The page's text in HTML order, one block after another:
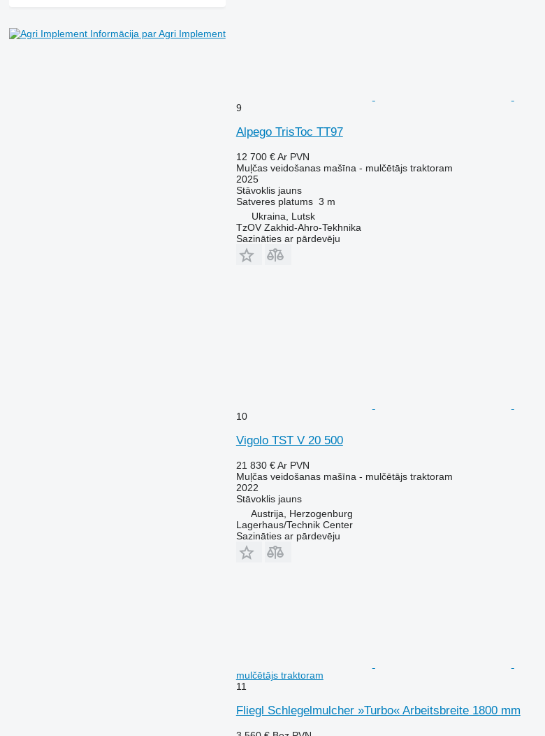
Informācija par Agri Implement
9
Alpego TrisToc TT97
12 700 € Ar PVN
Muļčas veidošanas mašīna - mulčētājs traktoram
2025
Stāvoklisjauns
Satveres platums 3 m
Ukraina, Lutsk
TzOV Zakhid-Ahro-Tekhnika
Sazināties ar pārdevēju
10
Vigolo TST V 20 500
21 830 € Ar PVN
Muļčas veidošanas mašīna - mulčētājs traktoram
2022
Stāvoklisjauns
Austrija, Herzogenburg
Lagerhaus/Technik Center
Sazināties ar pārdevēju
mulčētājs traktoram
11
Fliegl Schlegelmulcher »Turbo« Arbeitsbreite 1800 mm